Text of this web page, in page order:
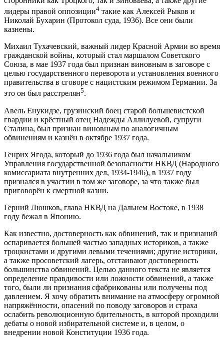
лидеры правой оппозиции4 такие как Алексей Рыков и
Николай Бухарин (Протокол суда, 1936). Все они были
казнены.
Михаил Тухачевский, важный лидер Красной Армии во время
гражданской войны, который стал маршалом Советского
Союза, в мае 1937 года был признан виновным в заговоре с
целью государственного переворота и установления военного
правительства в сговоре с нацистским режимом Германии. За
это он был расстрелян5.
Авель Енукидзе, грузинский боец старой большевистской
гвардии и крёстный отец Надежды Аллилуевой, супруги
Сталина, был признан виновным по аналогичным
обвинениям и казнён в октябре 1937 года.
Генрих Ягода, который до 1936 года был начальником
Управления государственной безопасности НКВД (Народного
комиссариата внутренних дел, 1934-1946), в 1937 году
признался в участии в том же заговоре, за что также был
приговорён к смертной казни.
Герний Люшков, глава НКВД на Дальнем Востоке, в 1938
году бежал в Японию.
Как известно, достоверность как обвинений, так и признаний
оспаривается большей частью западных историков, а также
троцкистами и другими левыми течениями; другие историки,
а также просоветский лагерь, отстаивают достоверность
большинства обвинений. Целью данного текста не является
определение правдивости или ложности обвинений, а также
того, были ли признания сфабрикованы или получены под
давлением. Я хочу обратить внимание на атмосферу огромной
напряжённости, опасений по поводу заговоров и страха
ослабить революционную бдительность, в которой проходили
дебаты о новой избирательной системе и, в целом, о
внедрении новой Конституции 1936 года.